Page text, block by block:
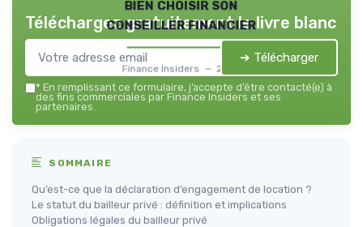
bien choisir son
conseiller financier
Finance Insiders — 2026
Téléchargez gratuitement le livre blanc
➔ Télécharger
* En remplissant ce formulaire, j’accepte d’être contacté(e) à
des fins commerciales par Finance Insiders et ses
partenaires.
SOMMAIRE
Qu’est-ce que la déclaration d’engagement de location ?
Le statut du bailleur privé : définition et implications
Obligations légales du bailleur privé